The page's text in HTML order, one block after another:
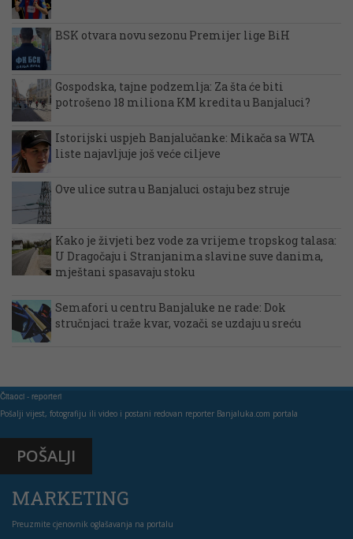
BSK otvara novu sezonu Premijer lige BiH
Gospodska, tajne podzemlja: Za šta će biti
potrošeno 18 miliona KM kredita u Banjaluci?
Istorijski uspjeh Banjalučanke: Mikača sa WTA
liste najavljuje još veće ciljeve
Ove ulice sutra u Banjaluci ostaju bez struje
Kako je živjeti bez vode za vrijeme tropskog talasa:
U Dragočaju i Stranjanima slavine suve danima,
mještani spasavaju stoku
Semafori u centru Banjaluke ne rade: Dok
stručnjaci traže kvar, vozači se uzdaju u sreću
Čitaoci - reporteri
Pošalji vijest, fotografiju ili video i postani redovan reporter Banjaluka.com portala
POŠALJI
MARKETING
Preuzmite cjenovnik oglašavanja na portalu